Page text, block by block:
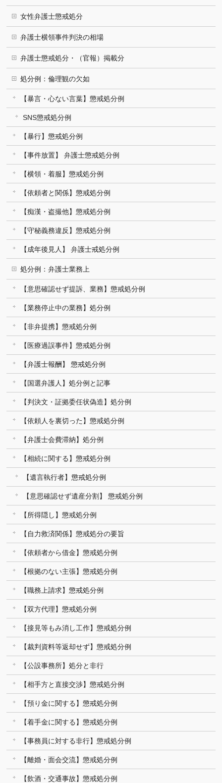
女性弁護士懲戒処分
弁護士横領事件判決の相場
弁護士懲戒処分・（官報）掲載分
処分例：倫理観の欠如
【暴言・心ない言葉】懲戒処分例
SNS懲戒処分例
【暴行】懲戒処分例
【事件放置】 弁護士懲戒処分例
【横領・着服】懲戒処分例
【依頼者と関係】懲戒処分例
【痴漢・盗撮他】懲戒処分例
【守秘義務違反】懲戒処分例
【成年後見人】 弁護士戒処分例
処分例：弁護士業務上
【意思確認せず提訴、業務】懲戒処分例
【業務停止中の業務】処分例
【非弁提携】懲戒処分例
【医療過誤事件】懲戒処分例
【弁護士報酬】 懲戒処分例
【国選弁護人】処分例と記事
【判決文・証拠委任状偽造】処分例
【依頼人を裏切った】懲戒処分例
【弁護士会費滞納】処分例
【相続に関する】懲戒処分例
【遺言執行者】懲戒処分例
【意思確認せず遺産分割】 懲戒処分例
【所得隠し】懲戒処分例
【自力救済関係】懲戒処分の要旨
【依頼者から借金】懲戒処分例
【根拠のない主張】懲戒処分例
【職務上請求】懲戒処分例
【双方代理】懲戒処分例
【接見等もみ消し工作】懲戒処分例
【裁判資料等返却せず】懲戒処分例
【公設事務所】処分と非行
【相手方と直接交渉】懲戒処分例
【預り金に関する】懲戒処分例
【着手金に関する】懲戒処分例
【事務員に対する非行】懲戒処分例
【離婚・面会交流】懲戒処分例
【飲酒・交通事故】懲戒処分例